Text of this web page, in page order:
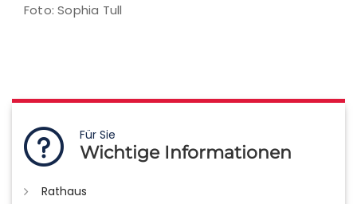
Foto: Sophia Tull
Für Sie
Wichtige Informationen
Rathaus